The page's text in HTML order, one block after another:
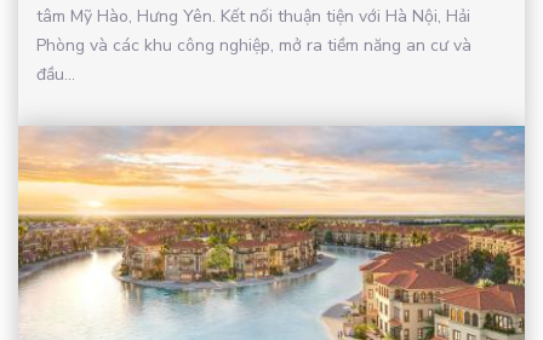
tâm Mỹ Hào, Hưng Yên. Kết nối thuận tiện với Hà Nội, Hải
Phòng và các khu công nghiệp, mở ra tiềm năng an cư và
đầu...